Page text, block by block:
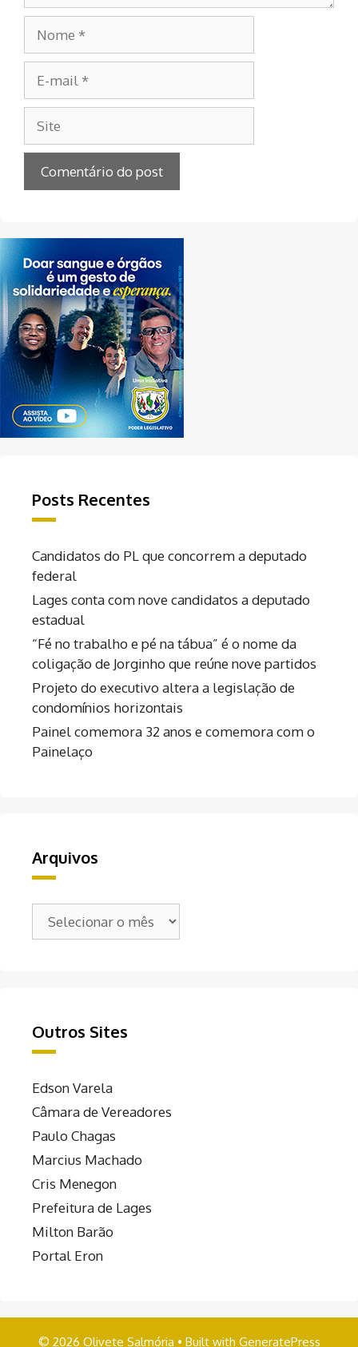
mail
Posts Recentes
Candidatos do PL que concorrem a deputado
federal
Lages conta com nove candidatos a deputado
estadual
“Fé no trabalho e pé na tábua” é o nome da
coligação de Jorginho que reúne nove partidos
Projeto do executivo altera a legislação de
condomínios horizontais
Painel comemora 32 anos e comemora com o
Painelaço
Arquivos
Arquivos
Outros Sites
Edson Varela
Câmara de Vereadores
Paulo Chagas
Marcius Machado
Cris Menegon
Prefeitura de Lages
Milton Barão
Portal Eron
© 2026 Olivete Salmória • Built with GeneratePress